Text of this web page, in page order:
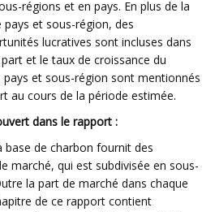
régions et en pays. En plus de la
et sous-région, des
lucratives sont incluses dans
et le taux de croissance du
et sous-région sont mentionnés
au cours de la période estimée.
dans le rapport :
de charbon fournit des
marché, qui est subdivisée en sous-
la part de marché dans chaque
de ce rapport contient